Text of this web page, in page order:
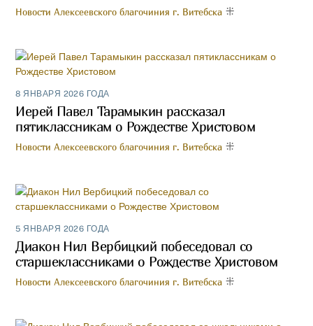
Новости Алексеевского благочиния г. Витебска
8 ЯНВАРЯ 2026 ГОДА
Иерей Павел Тарамыкин рассказал
пятиклассникам о Рождестве Христовом
Новости Алексеевского благочиния г. Витебска
5 ЯНВАРЯ 2026 ГОДА
Диакон Нил Вербицкий побеседовал со
старшеклассниками о Рождестве Христовом
Новости Алексеевского благочиния г. Витебска